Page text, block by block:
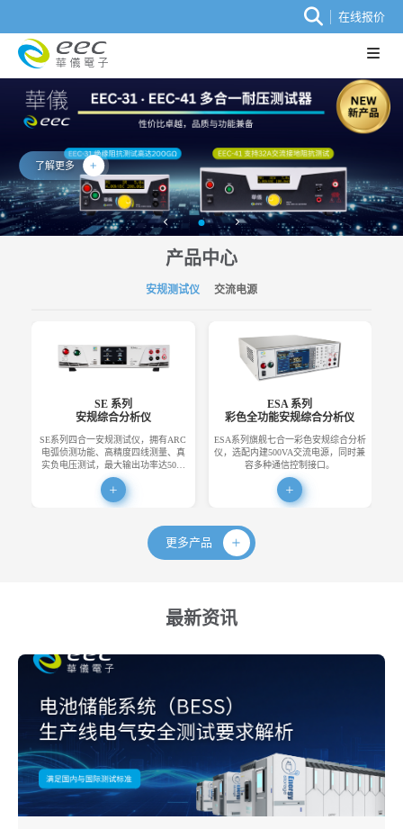
在线报价
了解更多
产品中心
安规测试仪 交流电源
SE 系列
安规综合分析仪
SE系列四合一安规测试仪，拥有ARC
电弧侦测功能、高精度四线测量、真
实负电压测试，最大输出功率达50…
ESA 系列
彩色全功能安规综合分析仪
ESA系列旗舰七合一彩色安规综合分析
仪，选配内建500VA交流电源，同时兼
容多种通信控制接口。
更多产品
最新资讯